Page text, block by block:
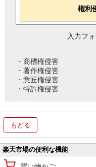
権利
入力フ
・商標権侵害
・著作権侵害
・意匠権侵害
・特許権侵害
もどる
楽天市場の便利な機能